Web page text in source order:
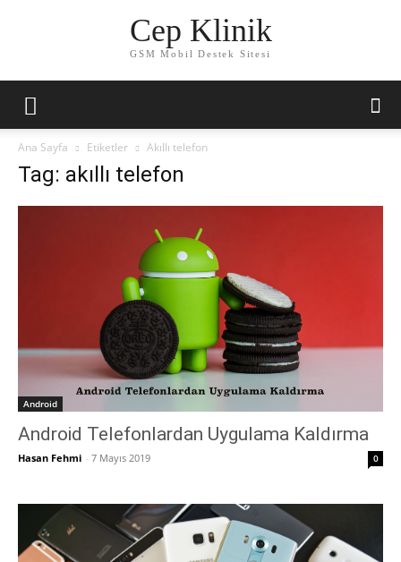
Cep Klinik
GSM Mobil Destek Sitesi
Ana Sayfa Etiketler Akıllı telefon
Tag: akıllı telefon
Android
Android Telefonlardan Uygulama Kaldırma
Hasan Fehmi - 7 Mayıs 2019 0